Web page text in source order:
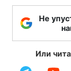
Не
Или